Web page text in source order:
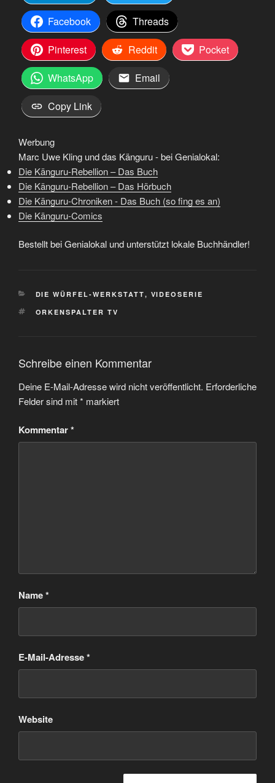
Facebook
Threads
Pinterest
Reddit
Pocket
WhatsApp
Email
Copy Link
Werbung
Marc Uwe Kling und das Känguru - bei Genialokal:
Die Känguru-Rebellion – Das Buch
Die Känguru-Rebellion – Das Hörbuch
Die Känguru-Chroniken - Das Buch (so fing es an)
Die Känguru-Comics
Bestellt bei Genialokal und unterstützt lokale Buchhändler!
KATEGORIEN
DIE WÜRFEL-WERKSTATT, VIDEOSERIE
SCHLAGWÖRTER
ORKENSPALTER TV
Schreibe einen Kommentar
Deine E-Mail-Adresse wird nicht veröffentlicht. Erforderliche
Felder sind mit* markiert
Kommentar*
Name*
E-Mail-Adresse*
Website